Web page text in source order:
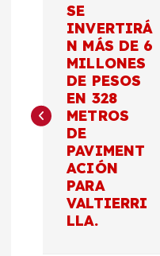
e
SE
INVERTIRÁ
N MÁS DE 6
MILLONES
DE PESOS
EN 328
METROS
DE
PAVIMENT
ACIÓN
PARA
VALTIERRI
LLA.